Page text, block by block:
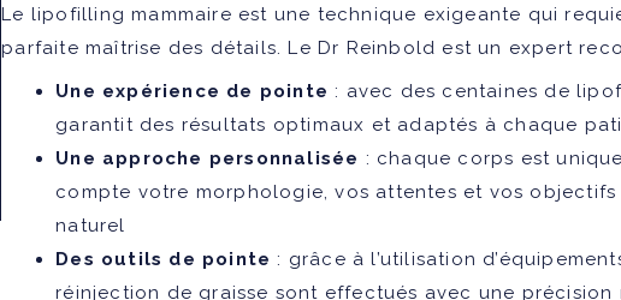
Le lipofilling mammaire est une technique exigeante qui
parfaite maîtrise des détails. Le Dr Reinbold est un expert
Une expérience de pointe : avec des centaines de
garantit des résultats optimaux et adaptés à chaque
Une approche personnalisée : chaque corps est
compte votre morphologie, vos attentes et vos
naturel
Des outils de pointe : grâce à l’utilisation
réinjection de graisse sont effectués avec une précision